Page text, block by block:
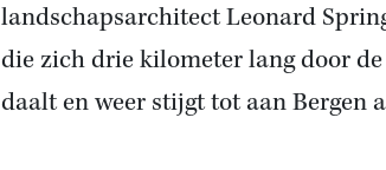
landschapsarchitect Leonard
die zich drie kilometer lang door
daalt en weer stijgt tot aan Bergen